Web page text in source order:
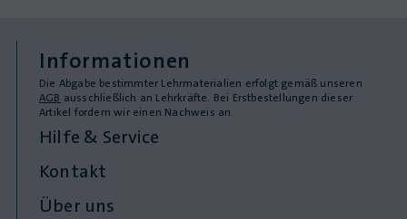
Informationen
Die Abgabe bestimmter Lehrmaterialien erfolgt gemäß unseren
AGB ausschließlich an Lehrkräfte. Bei Erstbestellungen dieser
Artikel fordern wir einen Nachweis an.
Hilfe & Service
Kontakt
Über uns